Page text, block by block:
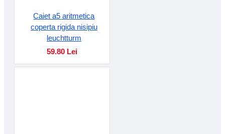
Caiet a5 aritmetica
coperta rigida nisipiu
leuchtturm
59.80 Lei